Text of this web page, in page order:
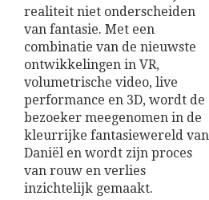
realiteit niet onderscheiden
van fantasie. Met een
combinatie van de nieuwste
ontwikkelingen in VR,
volumetrische video, live
performance en 3D, wordt de
bezoeker meegenomen in de
kleurrijke fantasiewereld van
Daniël en wordt zijn proces
van rouw en verlies
inzichtelijk gemaakt.